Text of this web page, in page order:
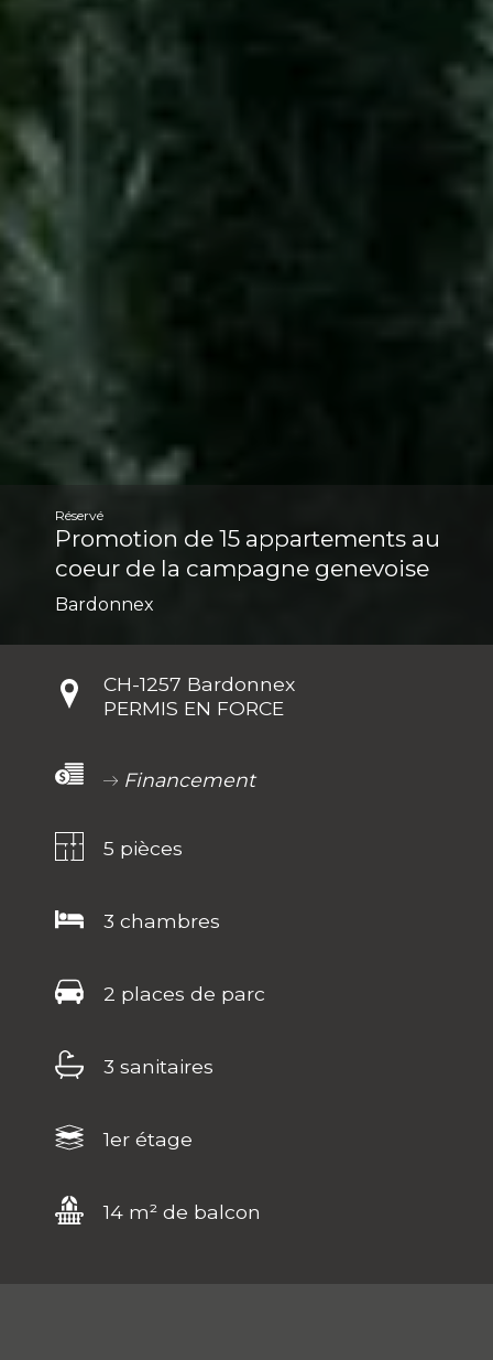
Réservé
Promotion de 15 appartements au
coeur de la campagne genevoise
Bardonnex
CH-1257 Bardonnex
PERMIS EN FORCE
Financement
5 pièces
3 chambres
2 places de parc
3 sanitaires
1er étage
14 m² de balcon